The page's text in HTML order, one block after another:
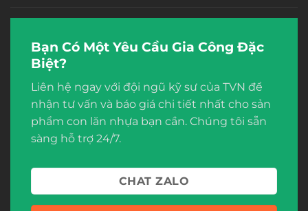
Bạn Có Một Yêu Cầu Gia Công Đặc
Biệt?
Liên hệ ngay với đội ngũ kỹ sư của TVN để
nhận tư vấn và báo giá chi tiết nhất cho sản
phẩm con lăn nhựa bạn cần. Chúng tôi sẵn
sàng hỗ trợ 24/7.
CHAT ZALO